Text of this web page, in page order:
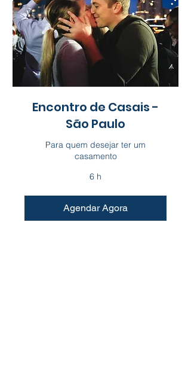
Encontro de Casais -
São Paulo
Para quem desejar ter um
casamento
6 h
Agendar Agora